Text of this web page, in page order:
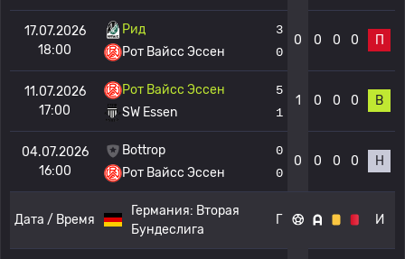
17.07.2026
18:00
Рид
Рот Вайсс Эссен
3
0
0 0 0 0 П
11.07.2026
17:00
Рот Вайсс Эссен
SW Essen
5
1
1 0 0 0 В
04.07.2026
16:00
Bottrop
Рот Вайсс Эссен
0
0
0 0 0 0 Н
Дата / Время
Германия: Вторая
Бундеслига
Г И